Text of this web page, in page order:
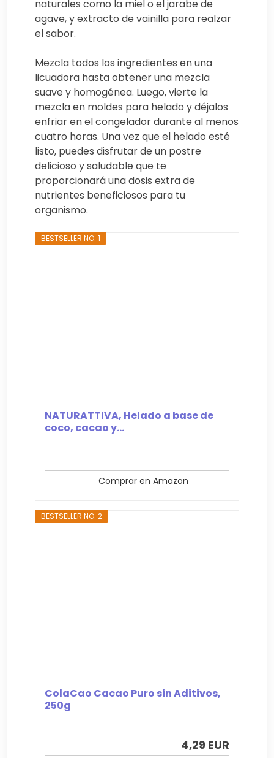
naturales como la miel o el jarabe de
agave, y extracto de vainilla para realzar
el sabor.
Mezcla todos los ingredientes en una
licuadora hasta obtener una mezcla
suave y homogénea. Luego, vierte la
mezcla en moldes para helado y déjalos
enfriar en el congelador durante al menos
cuatro horas. Una vez que el helado esté
listo, puedes disfrutar de un postre
delicioso y saludable que te
proporcionará una dosis extra de
nutrientes beneficiosos para tu
organismo.
BESTSELLER NO. 1
NATURATTIVA, Helado a base de
coco, cacao y...
Comprar en Amazon
BESTSELLER NO. 2
ColaCao Cacao Puro sin Aditivos,
250g
4,29 EUR